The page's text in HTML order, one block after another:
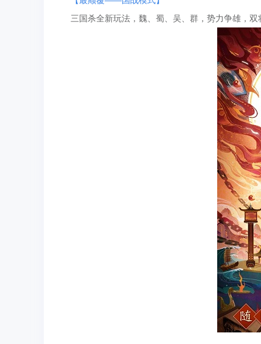
三国杀全新玩法，魏、蜀、吴、群，势力争雄，双